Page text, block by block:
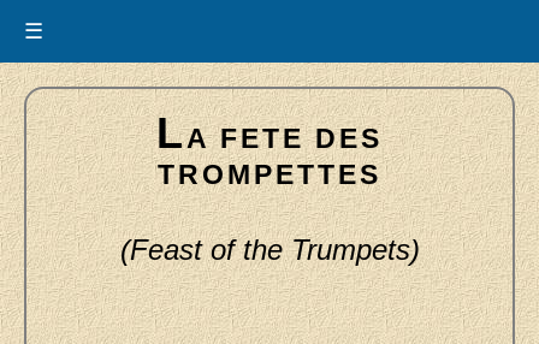
☰
LA FETE DES
TROMPETTES
(Feast of the Trumpets)